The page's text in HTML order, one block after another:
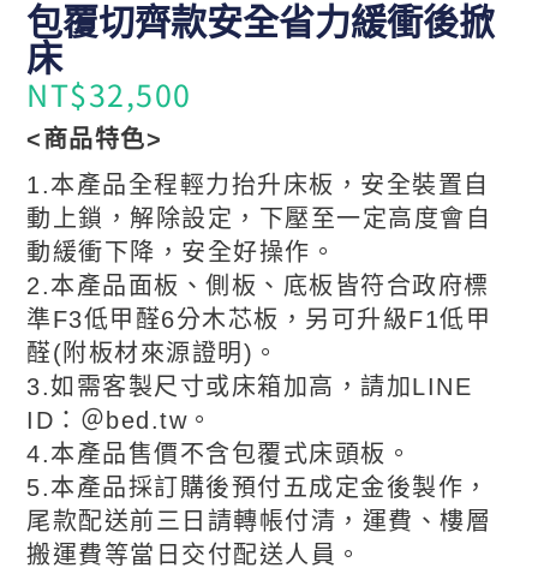
包覆切齊款安全省力緩衝後掀
床
NT$32,500
<商品特色>
1.本產品全程輕力抬升床板，安全裝置自
動上鎖，解除設定，下壓至一定高度會自
動緩衝下降，安全好操作。
2.本產品面板、側板、底板皆符合政府標
準F3低甲醛6分木芯板，另可升級F1低甲
醛(附板材來源證明)。
3.如需客製尺寸或床箱加高，請加LINE
ID：＠bed.tw。
4.本產品售價不含包覆式床頭板。
5.本產品採訂購後預付五成定金後製作，
尾款配送前三日請轉帳付清，運費、樓層
搬運費等當日交付配送人員。